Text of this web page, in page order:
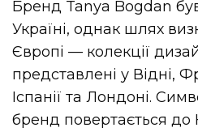
Бренд Tanya Bogdan
Україні, однак шлях
Європі — колекції
представлені у Відні,
Іспанії та Лондоні.
бренд повертається